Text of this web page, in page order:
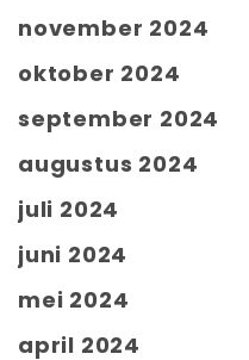
november 2024
oktober 2024
september 2024
augustus 2024
juli 2024
juni 2024
mei 2024
april 2024